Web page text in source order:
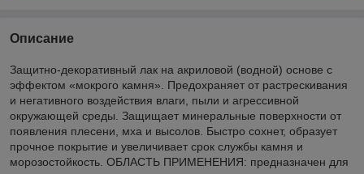
Описание
Защитно-декоративный лак на акриловой (водной) основе с
эффектом «мокрого камня». Предохраняет от растрескивания
и негативного воздействия влаги, пыли и агрессивной
окружающей среды. Защищает минеральные поверхности от
появления плесени, мха и высолов. Быстро сохнет, образует
прочное покрытие и увеличивает срок службы камня и
морозостойкость. ОБЛАСТЬ ПРИМЕНЕНИЯ: предназначен для